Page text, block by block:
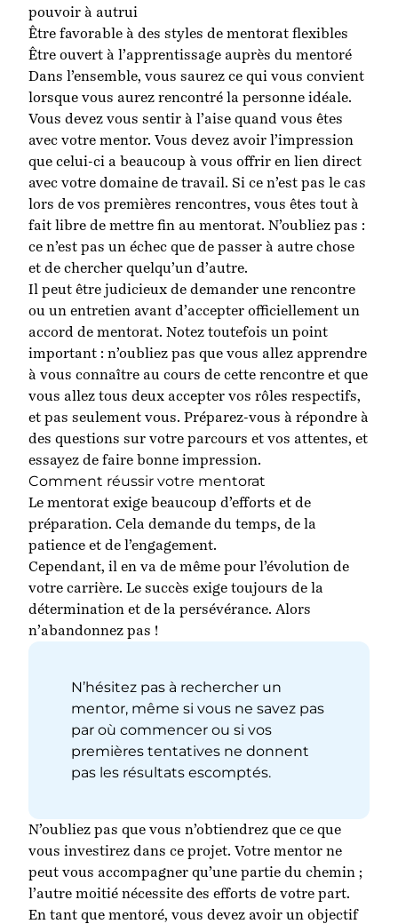
pouvoir à autrui
Être favorable à des styles de mentorat flexibles
Être ouvert à l’apprentissage auprès du mentoré
Dans l’ensemble, vous saurez ce qui vous convient
lorsque vous aurez rencontré la personne idéale.
Vous devez vous sentir à l’aise quand vous êtes
avec votre mentor. Vous devez avoir l’impression
que celui-ci a beaucoup à vous offrir en lien direct
avec votre domaine de travail. Si ce n’est pas le cas
lors de vos premières rencontres, vous êtes tout à
fait libre de mettre fin au mentorat. N’oubliez pas :
ce n’est pas un échec que de passer à autre chose
et de chercher quelqu’un d’autre.
Il peut être judicieux de demander une rencontre
ou un entretien avant d’accepter officiellement un
accord de mentorat. Notez toutefois un point
important : n’oubliez pas que vous allez apprendre
à vous connaître au cours de cette rencontre et que
vous allez tous deux accepter vos rôles respectifs,
et pas seulement vous. Préparez-vous à répondre à
des questions sur votre parcours et vos attentes, et
essayez de faire bonne impression.
Comment réussir votre mentorat
Le mentorat exige beaucoup d’efforts et de
préparation. Cela demande du temps, de la
patience et de l’engagement.
Cependant, il en va de même pour l’évolution de
votre carrière. Le succès exige toujours de la
détermination et de la persévérance. Alors
n’abandonnez pas !
N’hésitez pas à rechercher un
mentor, même si vous ne savez pas
par où commencer ou si vos
premières tentatives ne donnent
pas les résultats escomptés.
N’oubliez pas que vous n’obtiendrez que ce que
vous investirez dans ce projet. Votre mentor ne
peut vous accompagner qu’une partie du chemin ;
l’autre moitié nécessite des efforts de votre part.
En tant que mentoré, vous devez avoir un objectif